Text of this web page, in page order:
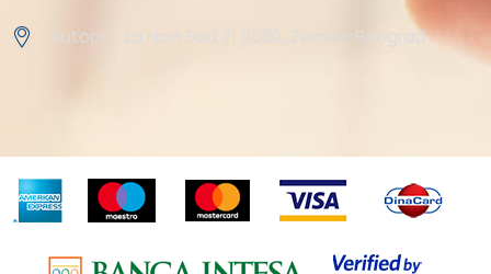
Autoput za Novi Sad 71 11080, Zemun-Beograd